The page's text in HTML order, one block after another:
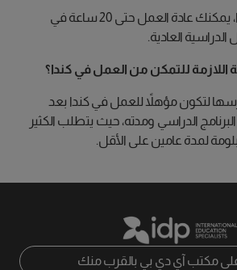
كطالب دولي في كندا، يمكنك عادة العمل حتى 20 ساعة في
العادية.
اللازمة للتمكن من العمل في كندا؟
لتكون مؤهلاً للعمل في كندا بعد
الدراسي ومدته، حيث يتطلب الكثير
لمدة عامين على الأقل.
مكتب آي دي بي بالقرب منك